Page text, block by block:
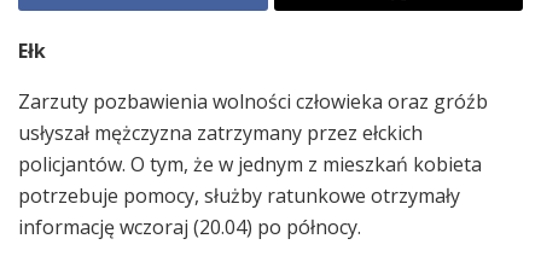
Ełk
Zarzuty pozbawienia wolności człowieka oraz gróźb
usłyszał mężczyzna zatrzymany przez ełckich
policjantów. O tym, że w jednym z mieszkań kobieta
potrzebuje pomocy, służby ratunkowe otrzymały
informację wczoraj (20.04) po północy.